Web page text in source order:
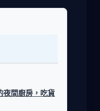
夜間廚房，吃貨